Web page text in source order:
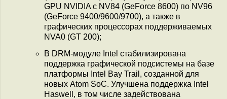
GPU NVIDIA c NV84 (GeForce 8600) по NV96
(GeForce 9400/9600/9700), а также в
графических процессорах поддерживаемых
NVA0 (GT 200);
В DRM-модуле Intel стабилизирована
поддержка графической подсистемы на базе
платформы Intel Bay Trail, созданной для
новых Atom SoC. Улучшена поддержка Intel
Haswell, в том числе задействована